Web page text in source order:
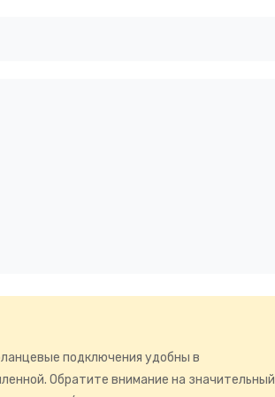
подключения удобны в
Обратите внимание на значительный